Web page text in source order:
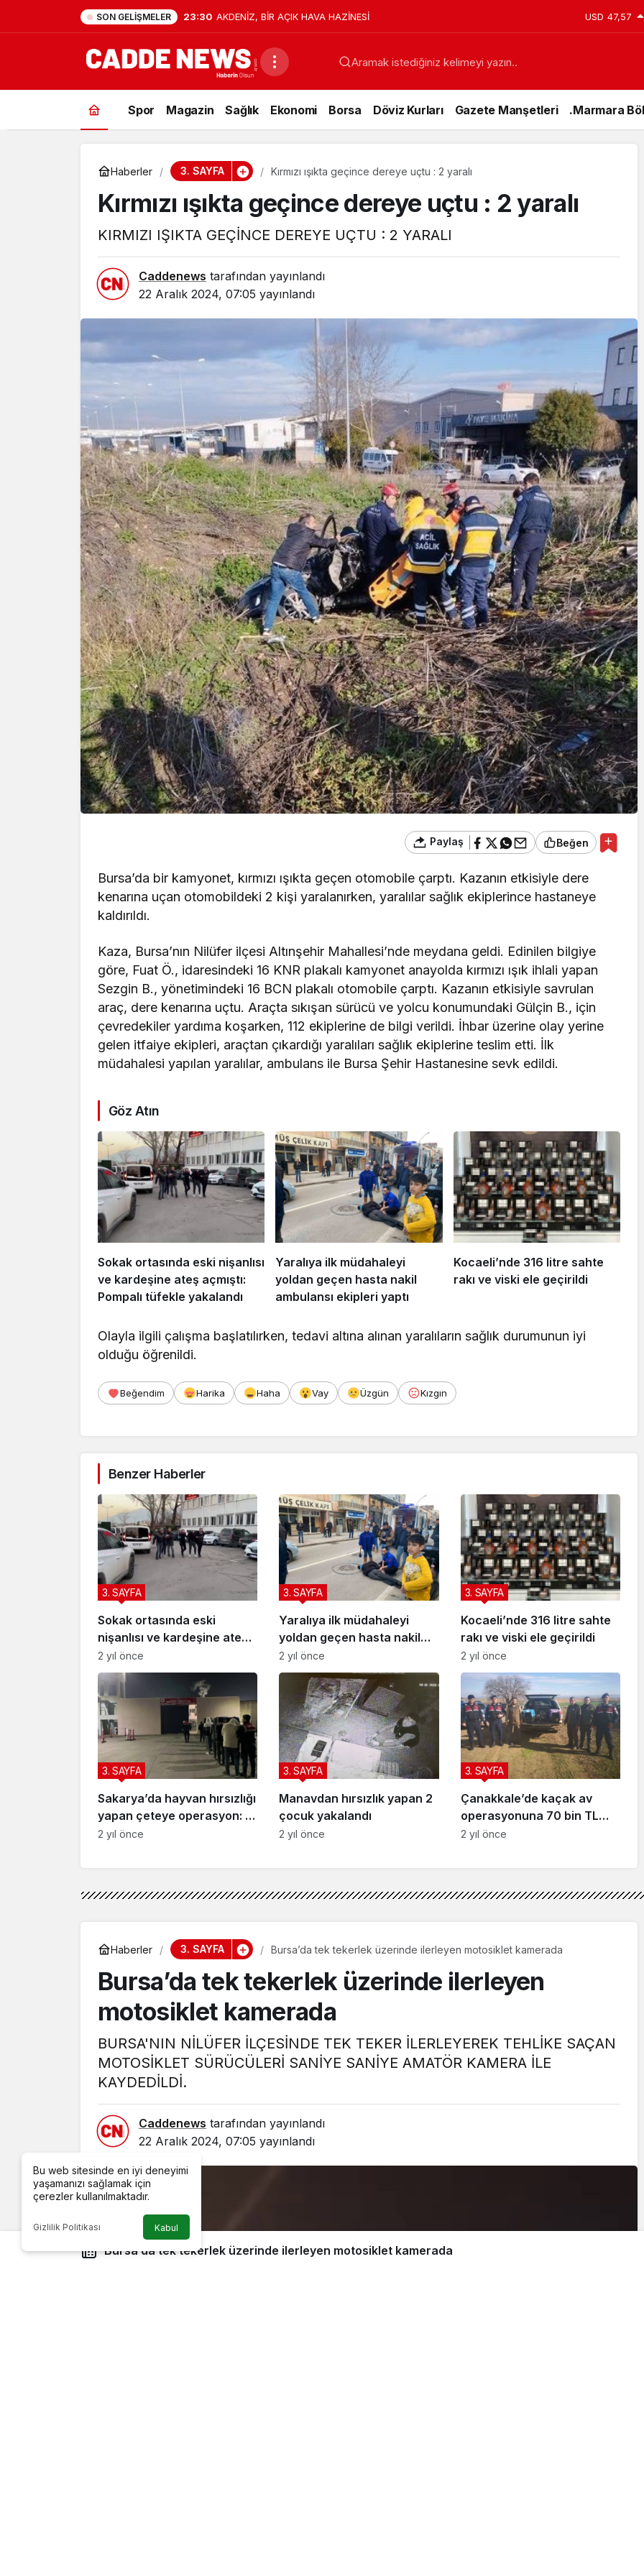
SON GELIŞMELER 23:30 AKDENİZ, BİR AÇIK HAVA HAZİNESİ USD 47,57
Aramak istediğiniz kelimeyi yazın..
Spor Magazin Sağlık Ekonomi Borsa Döviz Kurları Gazete Manşetleri .Marmara
Haberler 3. SAYFA Kırmızı ışıkta geçince dereye uçtu : 2 yaralı
Kırmızı ışıkta geçince dereye uçtu : 2 yaralı
KIRMIZI IŞIKTA GEÇİNCE DEREYE UÇTU : 2 YARALI
Caddenews tarafından yayınlandı
22 Aralık 2024, 07:05 yayınlandı
Paylaş Beğen
Bursa’da bir kamyonet, kırmızı ışıkta geçen otomobile çarptı. Kazanın etkisiyle dere
kenarına uçan otomobildeki 2 kişi yaralanırken, yaralılar sağlık ekiplerince hastaneye
kaldırıldı.
Kaza, Bursa’nın Nilüfer ilçesi Altınşehir Mahallesi’nde meydana geldi. Edinilen bilgiye
göre, Fuat Ö., idaresindeki 16 KNR plakalı kamyonet anayolda kırmızı ışık ihlali yapan
Sezgin B., yönetimindeki 16 BCN plakalı otomobile çarptı. Kazanın etkisiyle savrulan
araç, dere kenarına uçtu. Araçta sıkışan sürücü ve yolcu konumundaki Gülçin B., için
çevredekiler yardıma koşarken, 112 ekiplerine de bilgi verildi. İhbar üzerine olay yerine
gelen itfaiye ekipleri, araçtan çıkardığı yaralıları sağlık ekiplerine teslim etti. İlk
müdahalesi yapılan yaralılar, ambulans ile Bursa Şehir Hastanesine sevk edildi.
Göz Atın
Sokak ortasında eski nişanlısı
ve kardeşine ateş açmıştı:
Pompalı tüfekle yakalandı
Yaralıya ilk müdahaleyi
yoldan geçen hasta nakil
ambulansı ekipleri yaptı
Kocaeli’nde 316 litre sahte
rakı ve viski ele geçirildi
Olayla ilgili çalışma başlatılırken, tedavi altına alınan yaralıların sağlık durumunun iyi
olduğu öğrenildi.
Beğendim Harika Haha Vay Üzgün Kızgın
Benzer Haberler
Sokak ortasında eski
nişanlısı ve kardeşine ateş
açmıştı: Pompalı tüfekle
yakalandı
3. SAYFA
2 yıl önce
Yaralıya ilk müdahaleyi
yoldan geçen hasta nakil
ambulansı ekipleri yaptı
3. SAYFA
2 yıl önce
Kocaeli’nde 316 litre sahte
rakı ve viski ele geçirildi
3. SAYFA
2 yıl önce
Sakarya’da hayvan hırsızlığı
yapan çeteye operasyon: 7
tutuklama
3. SAYFA
2 yıl önce
Manavdan hırsızlık yapan 2
çocuk yakalandı
3. SAYFA
2 yıl önce
Çanakkale’de kaçak av
operasyonuna 70 bin TL
ceza
3. SAYFA
2 yıl önce
AKDENİZ, BİR AÇIK
HAVA HAZİNESİ
15 Temmuz’da
Cumhurbaşkanı
Girişiminde Bulunan
FETÖ Firarisi B.K.
Afyonkarahisar’da
Yakalandı
Haberler 3. SAYFA Bursa’da tek tekerlek üzerinde ilerleyen motosiklet kamerada
Bursa’da tek tekerlek üzerinde ilerleyen
motosiklet kamerada
BURSA'NIN NİLÜFER İLÇESİNDE TEK TEKER İLERLEYEREK TEHLİKE SAÇAN
MOTOSİKLET SÜRÜCÜLERİ SANİYE SANİYE AMATÖR KAMERA İLE
KAYDEDİLDİ.
Caddenews tarafından yayınlandı
22 Aralık 2024, 07:05 yayınlandı
Bursa’da tek tekerlek üzerinde ilerleyen motosiklet kamerada
Bu web sitesinde en iyi deneyimi
yaşamanızı sağlamak için
çerezler kullanılmaktadır.
Gizlilik Politikası Kabul